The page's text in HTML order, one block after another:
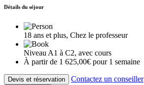
Détails du séjour
18 ans et plus, Chez le professeur
Niveau A1 à C2, avec cours
À partir de 1 625,00€ pour 1 semaine
Devis et réservation Contactez un conseiller